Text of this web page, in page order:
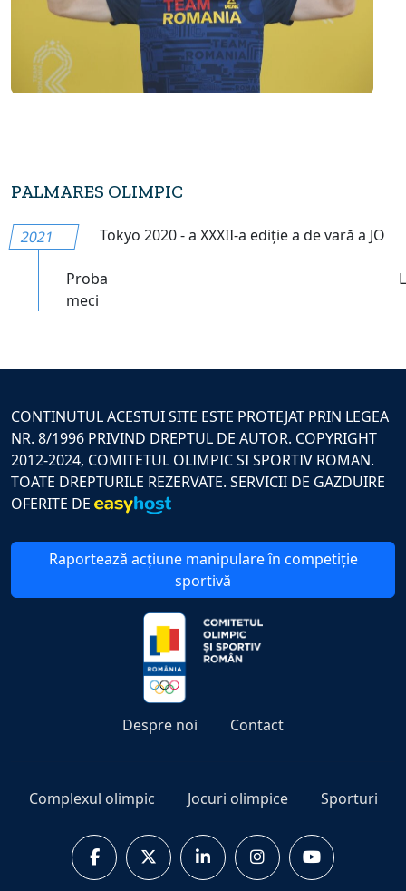
PALMARES OLIMPIC
2021 Tokyo 2020 - a XXXII-a ediție a de vară a JO
Proba
meci
CONTINUTUL ACESTUI SITE ESTE PROTEJAT PRIN LEGEA
NR. 8/1996 PRIVIND DREPTUL DE AUTOR. COPYRIGHT
2012-2024, COMITETUL OLIMPIC SI SPORTIV ROMAN.
TOATE DREPTURILE REZERVATE. SERVICII DE GAZDUIRE
OFERITE DE
Raportează acțiune manipulare în competiție
sportivă
Despre noi Contact
Complexul olimpic Jocuri olimpice Sporturi